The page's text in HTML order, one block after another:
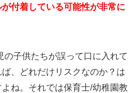
付着している可能性が非常に
の子供たちが誤って口に入れて
、どれだけリスクなのか？は
ね。それでは保育士/幼稚園教